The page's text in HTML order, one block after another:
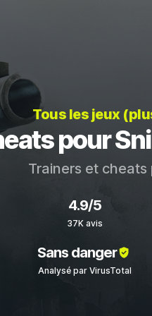
Tous les jeux
pour
Trainers et
4.9/5
37K avis
Sans danger
Analysé par VirusTotal